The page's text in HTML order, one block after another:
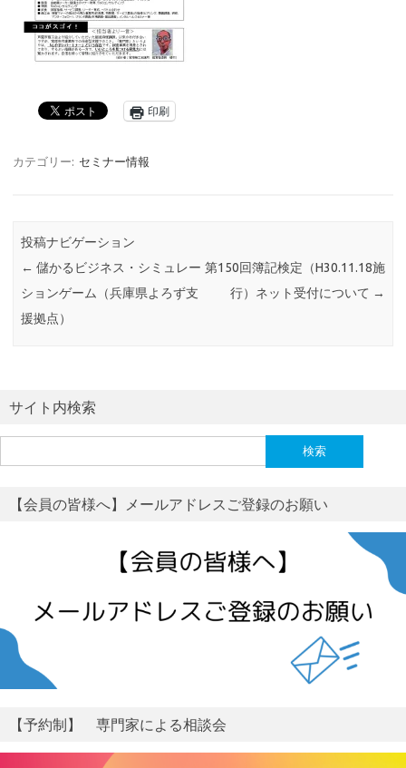
印刷
カテゴリー: セミナー情報
投稿ナビゲーション
← 儲かるビジネス・シミュレー
ションゲーム（兵庫県よろず支
援拠点）
第150回簿記検定（H30.11.18施
行）ネット受付について →
サイト内検索
索:
【会員の皆様へ】メールアドレスご登録のお願い
【予約制】 専門家による相談会